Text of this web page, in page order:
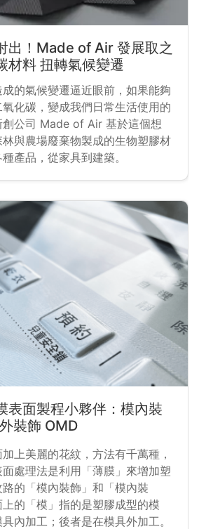
出！Made of Air 發展取之
材料 扭轉氣候變遷
的氣候變遷逼近眼前，如果能夠
化碳，變成我們日常生活使用的
創公司 Made of Air 基於這個想
與農場廢棄物製成的生物塑膠材
產品，從家具到建築。
表面製程小夥伴：模內裝
裝飾 OMD
上美麗的花紋，方法有千萬種，
處理法是利用「薄膜」來增加塑
的「模內裝飾」和「模內裝
的「模」指的是塑膠成型的模
內加工；後者是在模具外加工。